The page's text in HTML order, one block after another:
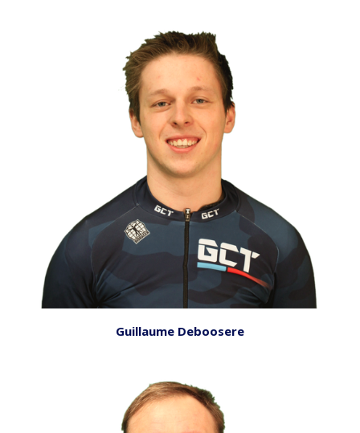
Guillaume Deboosere